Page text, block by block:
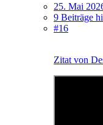
25. Mai
9 Beiträge
#16
Zitat von